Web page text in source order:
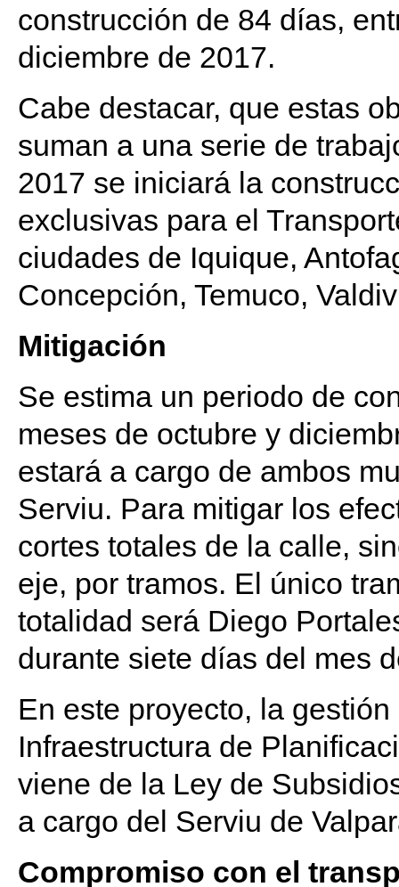
construcción de 84 días,
diciembre de 2017.
Cabe destacar, que estas
suman a una serie de
2017 se iniciará la
exclusivas para el
ciudades de Iquique,
Concepción, Temuco,
Mitigación
Se estima un periodo de
meses de octubre y
estará a cargo de ambos
Serviu. Para mitigar los
cortes totales de la calle,
eje, por tramos. El único
totalidad será Diego
durante siete días del mes
En este proyecto, la
Infraestructura de
viene de la Ley de
a cargo del Serviu de
Compromiso con el